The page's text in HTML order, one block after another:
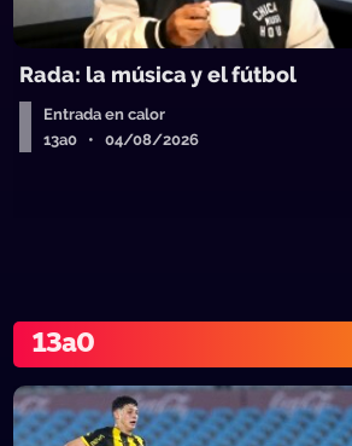
Rada: la música y el fútbol
Entrada en calor
13a0 • 04/08/2026
13a0